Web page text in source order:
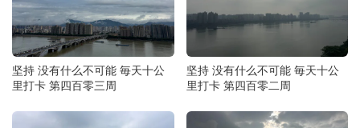
坚持 没有什么不可能 毎天十公
里打卡 第四百零三周
坚持 没有什么不可能 毎天十公
里打卡 第四百零二周